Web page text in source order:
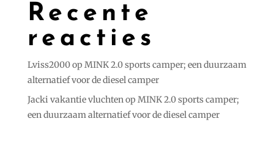
Recente
reacties
Lviss2000op MINK 2.0 sports camper; een duurzaam
alternatief voor de diesel camper
Jacki vakantie vluchtenop MINK 2.0 sports camper;
een duurzaam alternatief voor de diesel camper